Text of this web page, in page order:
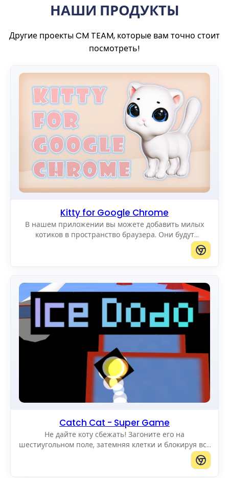
НАШИ ПРОДУКТЫ
Другие проекты CM TEAM, которые вам точно стоит
посмотреть!
Kitty for Google Chrome
В нашем приложении вы можете добавить милых
котиков в пространство браузера. Они будут
радовать вас, двигаясь по экрану. Вы можете
Catch Cat - Super Game
Не дайте коту сбежать! Загоните его на
шестиугольном поле, затемняя клетки и блокируя все